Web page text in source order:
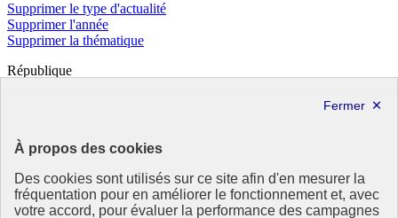
À propos des cookies
Des cookies sont utilisés sur ce site afin d'en mesurer la
fréquentation pour en améliorer le fonctionnement et, avec
votre accord, pour évaluer la performance des campagnes
Supprimer le type d'actualité
Supprimer l'année
Supprimer la thématique
République
utiles
info.gouv.fr- ouvre une nouvelle fenêtre
service-public.fr- ouvre une nouvelle fenêtre
legifrance.gouv.fr- ouvre une nouvelle fenêtre